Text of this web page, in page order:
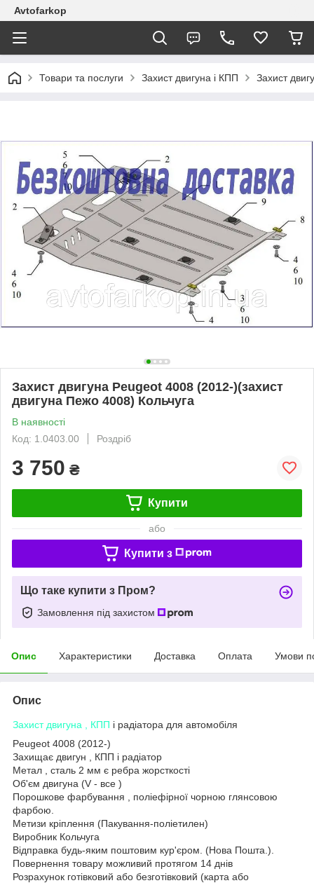
Avtofarkop
Товари та послуги Захист двигуна і КПП Захист
Захист двигуна Peugeot 4008 (2012-)(захист
двигуна Пежо 4008) Кольчуга
В наявності
Код: 1.0403.00
Роздріб
3 750 ₴
Купити
або
Купити з
Що таке купити з Пром?
Замовлення під захистом
Опис Характеристики Доставка Оплата Умови
Опис
Захист двигуна , КПП і радіатора для автомобіля
Peugeot 4008 (2012-)
Захищає двигун , КПП і радіатор
Метал , сталь 2 мм є ребра жорсткості
Об'єм двигуна (V - все )
Порошкове фарбування , поліефірної чорною глянсовою
фарбою.
Метизи кріплення (Пакування-поліетилен)
Виробник Кольчуга
Відправка будь-яким поштовим кур'єром. (Нова Пошта.).
Повернення товару можливий протягом 14 днів
Розрахунок готівковий або безготівковий (карта або